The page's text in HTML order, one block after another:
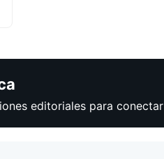
editoriales para